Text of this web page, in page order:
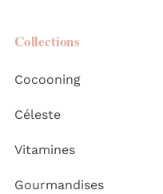
Collections
Cocooning
Céleste
Vitamines
Gourmandises